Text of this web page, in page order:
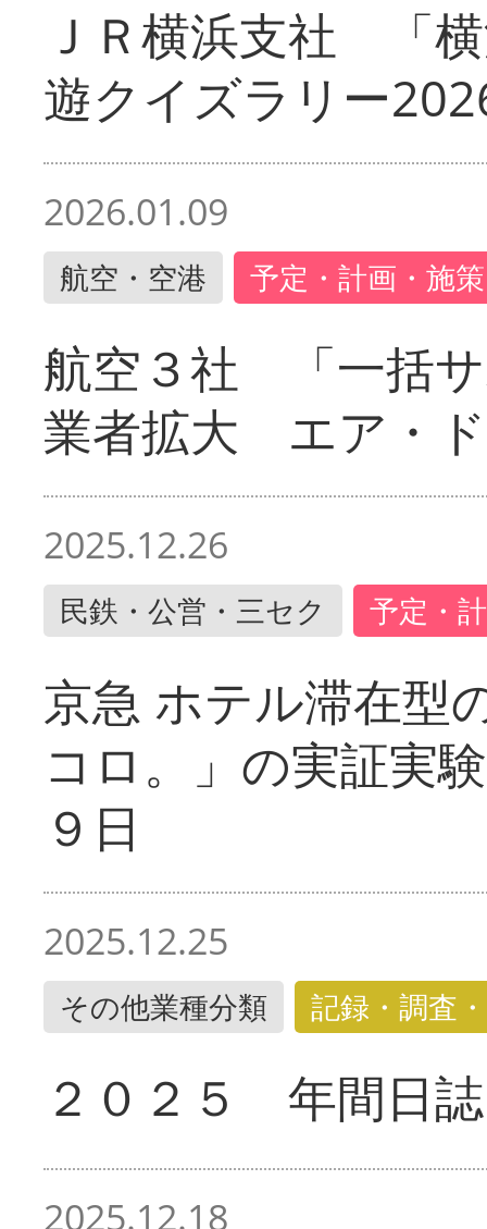
ＪＲ横浜支社 「
遊クイズラリー
2026.01.09
航空・空港 予定・計画・施策
航空３社 「一括
業者拡大 エア・
2025.12.26
民鉄・公営・三セク 予定・
京急 ホテル滞在型
コロ。」の実証実
９日
2025.12.25
その他業種分類 記録・調査
２０２５ 年間日誌
2025.12.18